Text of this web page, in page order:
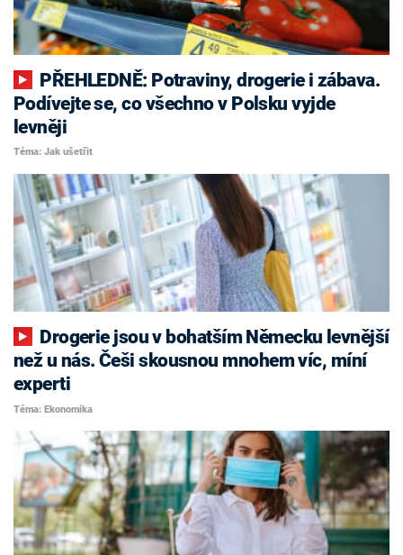
Podívejte se, co všechno v Polsku vyjde
levněji
Téma: Jak ušetřit
než u nás. Češi skousnou mnohem víc, míní
experti
Téma: Ekonomika